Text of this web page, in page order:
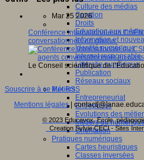
Culture des médias
Curation
Droits
Education aux
Information et
Identité numérique
Internet responsable
Littératie numérique
Publication
Réseaux sociaux
Métiers
Entrepreneuriat
Entreprises
Evolutions des
Métiers du
Orientation
Pratiques numériques
Cartes heuristiques
Classes inversées
Mar 25 2026
Conférence internationale du
conversationnels en classe.
Le Conseil scientifique de
Souscrire à ce flux RSS
Mentions légales|
© 2023 Educavox, Ecole,
Creation Sylvie CECI - Sites